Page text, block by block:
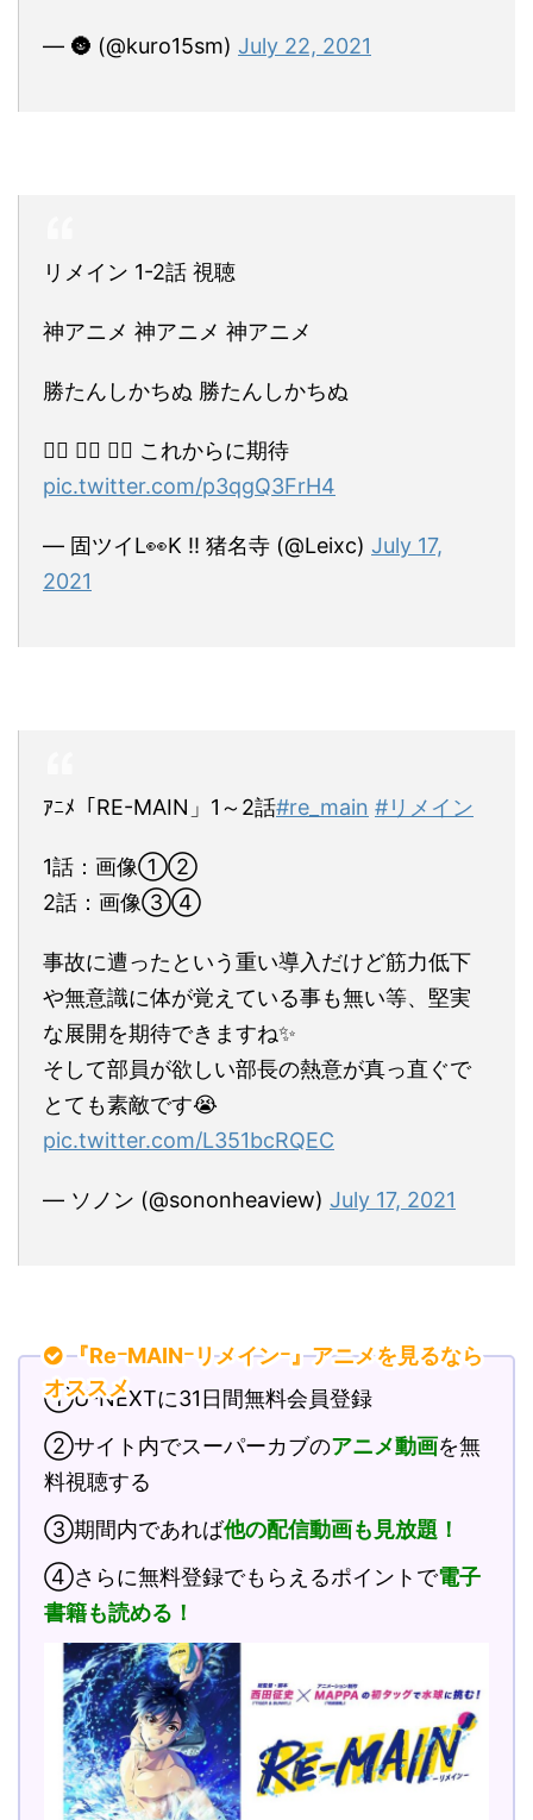
— 🌚 (@kuro15sm) July 22, 2021
リメイン 1-2話 視聴
神アニメ 神アニメ 神アニメ
勝たんしかちぬ 勝たんしかちぬ
🤽‍♂️ 🤽‍♂️ 🤽‍♂️ これからに期待
pic.twitter.com/p3qgQ3FrH4
— 固ツイL👀K !! 猪名寺 (@Leixc) July 17,
2021
ｱﾆﾒ「RE-MAIN」1～2話#re_main #リメイン
1話：画像①②
2話：画像③④
事故に遭ったという重い導入だけど筋力低下
や無意識に体が覚えている事も無い等、堅実
な展開を期待できますね✨
そして部員が欲しい部長の熱意が真っ直ぐで
とても素敵です😭
pic.twitter.com/L351bcRQEC
— ソノン (@sononheaview) July 17, 2021
『ReｰMAINｰリメインｰ』アニメを見るなら
オススメ
①U-NEXTに31日間無料会員登録
②サイト内でスーパーカブのアニメ動画を無
料視聴する
③期間内であれば他の配信動画も見放題！
④さらに無料登録でもらえるポイントで電子
書籍も読める！